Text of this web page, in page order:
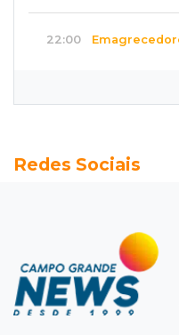
22:00
Granizo danifica
Agregado
Inter perde para o
quartas da Copa do
Redes Sociais